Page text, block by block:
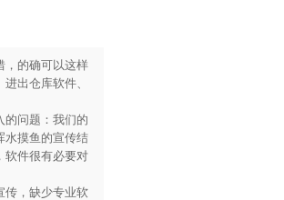
，的确可以这样
出仓库软件、
问题：我们的
水摸鱼的宣传结
软件很有必要对
，缺少专业软